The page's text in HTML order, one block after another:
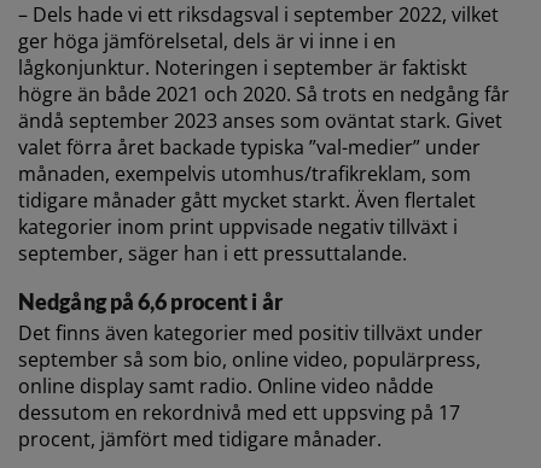
– Dels hade vi ett riksdagsval i september 2022, vilket
ger höga jämförelsetal, dels är vi inne i en
lågkonjunktur. Noteringen i september är faktiskt
högre än både 2021 och 2020. Så trots en nedgång får
ändå september 2023 anses som oväntat stark. Givet
valet förra året backade typiska ”val-medier” under
månaden, exempelvis utomhus/trafikreklam, som
tidigare månader gått mycket starkt. Även flertalet
kategorier inom print uppvisade negativ tillväxt i
september, säger han i ett pressuttalande.
Nedgång på 6,6 procent i år
Det finns även kategorier med positiv tillväxt under
september så som bio, online video, populärpress,
online display samt radio. Online video nådde
dessutom en rekordnivå med ett uppsving på 17
procent, jämfört med tidigare månader.